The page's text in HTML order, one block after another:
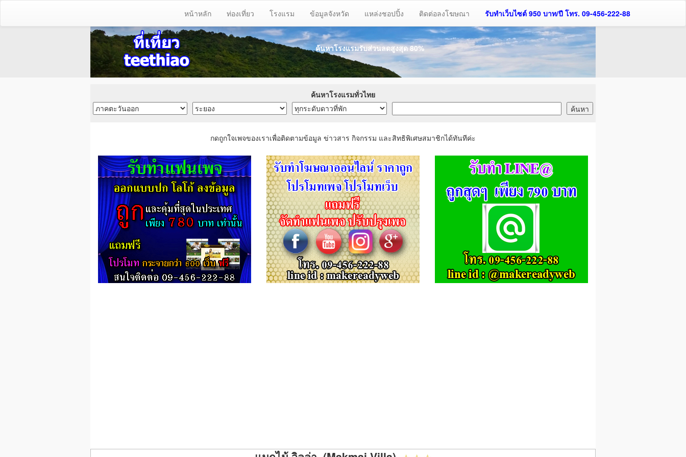
หน้าหลัก ท่องเที่ยว โรงแรม ข้อมูลจังหวัด แหล่งชอปปิ้ง ติดต่อลงโฆษณา รับทำเว็บไซต์ 950 บาท/ปี โทร. 09-456-222-88
ค้นหาโรงแรมรับส่วนลดสูงสุด 80%
ค้นหาโรงแรมทั่วไทย
กดถูกใจเพจของเราเพื่อติดตามข้อมูล ข่าวสาร กิจกรรม และสิทธิพิเศษสมาชิกได้ทันทีค่ะ